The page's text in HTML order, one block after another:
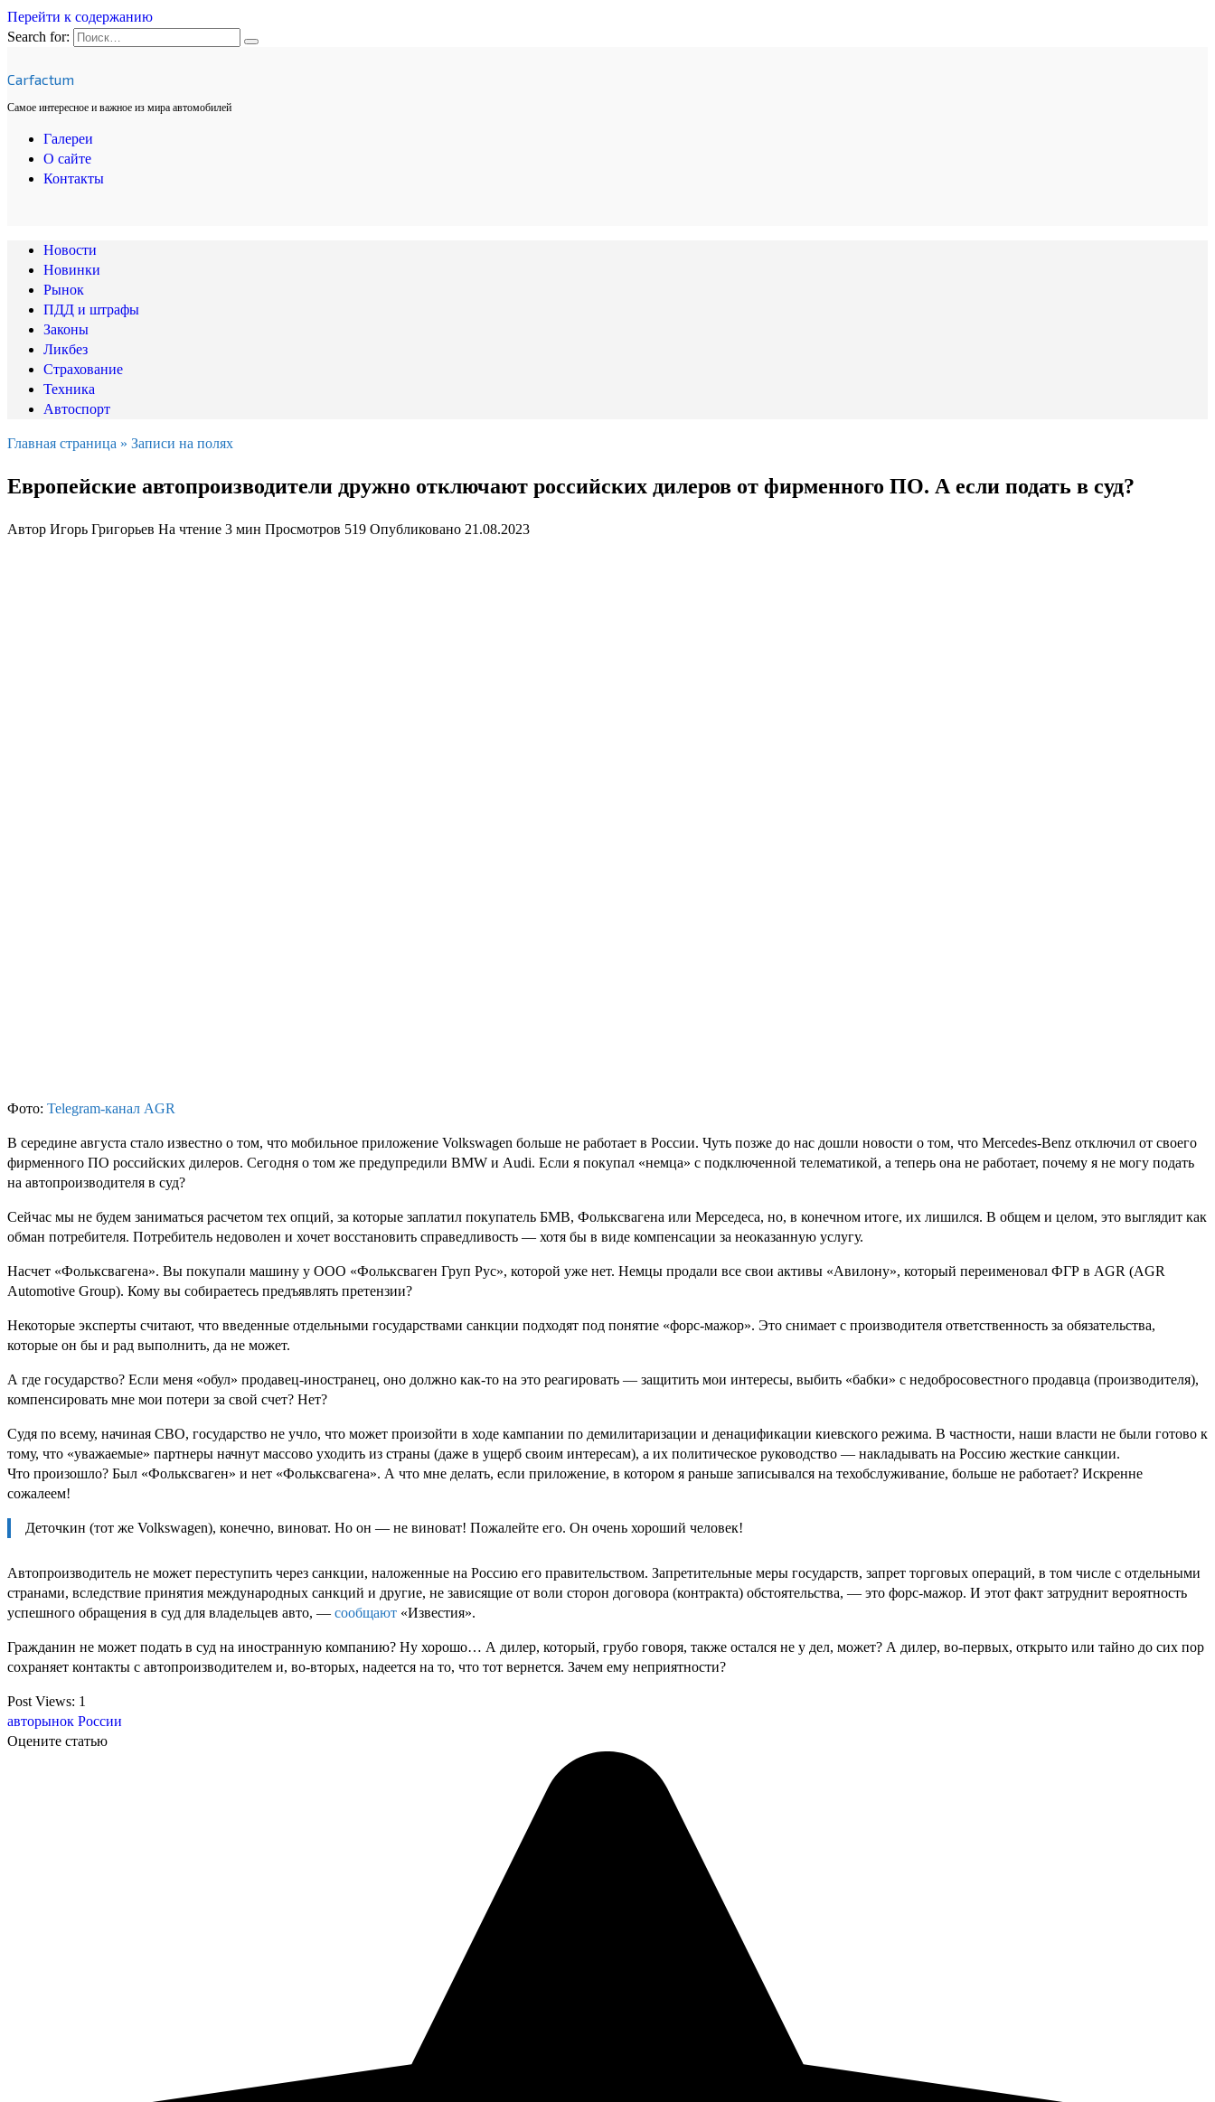
Перейти к содержанию
Search for:
Carfactum
Самое интересное и важное из мира автомобилей
Галереи
О сайте
Контакты
Новости
Новинки
Рынок
ПДД и штрафы
Законы
Ликбез
Страхование
Техника
Автоспорт
Главная страница » Записи на полях
Европейские автопроизводители дружно отключают российских дилеров от фирменного ПО. А если подать в суд?
Автор Игорь Григорьев На чтение 3 мин Просмотров 519 Опубликовано 21.08.2023
Фото: Telegram-канал AGR
В середине августа стало известно о том, что мобильное приложение Volkswagen больше не работает в России. Чуть позже до нас дошли новости о том, что Mercedes-Benz отключил от своего
фирменного ПО российских дилеров. Сегодня о том же предупредили BMW и Audi. Если я покупал «немца» с подключенной телематикой, а теперь она не работает, почему я не могу подать
на автопроизводителя в суд?
Сейчас мы не будем заниматься расчетом тех опций, за которые заплатил покупатель БМВ, Фольксвагена или Мерседеса, но, в конечном итоге, их лишился. В общем и целом, это выглядит как
обман потребителя. Потребитель недоволен и хочет восстановить справедливость — хотя бы в виде компенсации за неоказанную услугу.
Насчет «Фольксвагена». Вы покупали машину у ООО «Фольксваген Груп Рус», которой уже нет. Немцы продали все свои активы «Авилону», который переименовал ФГР в AGR (AGR
Automotive Group). Кому вы собираетесь предъявлять претензии?
Некоторые эксперты считают, что введенные отдельными государствами санкции подходят под понятие «форс-мажор». Это снимает с производителя ответственность за обязательства,
которые он бы и рад выполнить, да не может.
А где государство? Если меня «обул» продавец-иностранец, оно должно как-то на это реагировать — защитить мои интересы, выбить «бабки» с недобросовестного продавца (производителя),
компенсировать мне мои потери за свой счет? Нет?
Судя по всему, начиная СВО, государство не учло, что может произойти в ходе кампании по демилитаризации и денацификации киевского режима. В частности, наши власти не были готово к
тому, что «уважаемые» партнеры начнут массово уходить из страны (даже в ущерб своим интересам), а их политическое руководство — накладывать на Россию жесткие санкции.
Что произошло? Был «Фольксваген» и нет «Фольксвагена». А что мне делать, если приложение, в котором я раньше записывался на техобслуживание, больше не работает? Искренне
сожалеем!
Деточкин (тот же Volkswagen), конечно, виноват. Но он — не виноват! Пожалейте его. Он очень хороший человек!
Автопроизводитель не может переступить через санкции, наложенные на Россию его правительством. Запретительные меры государств, запрет торговых операций, в том числе с отдельными
странами, вследствие принятия международных санкций и другие, не зависящие от воли сторон договора (контракта) обстоятельства, — это форс-мажор. И этот факт затруднит вероятность
успешного обращения в суд для владельцев авто, — сообщают «Известия».
Гражданин не может подать в суд на иностранную компанию? Ну хорошо… А дилер, который, грубо говоря, также остался не у дел, может? А дилер, во-первых, открыто или тайно до сих пор
сохраняет контакты с автопроизводителем и, во-вторых, надеется на то, что тот вернется. Зачем ему неприятности?
Post Views: 1
авторынок России
Оцените статью